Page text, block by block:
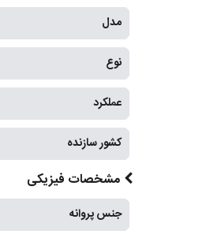
مدل
نوع
عملکرد
کشور سازنده
مشخصات فیزیکی
جنس پروانه